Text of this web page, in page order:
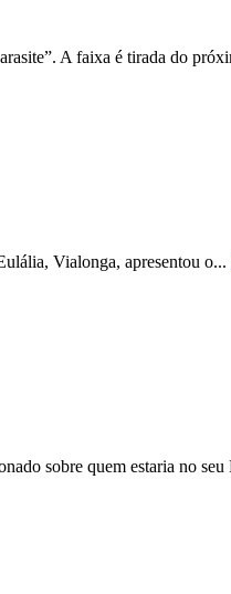
A faixa é tirada do
Vialonga, apresentou o...
sobre quem estaria no seu